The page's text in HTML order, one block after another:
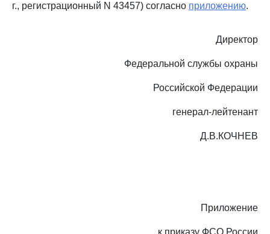
г., регистрационный N 43457) согласно приложению.
Директор
Федеральной службы охраны
Российской Федерации
генерал-лейтенант
Д.В.КОЧНЕВ
Приложение
к приказу ФСО России